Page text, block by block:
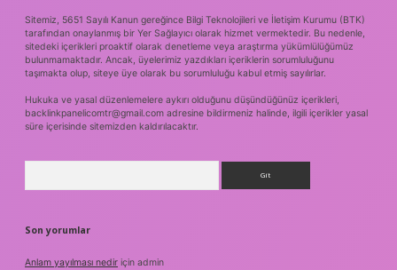
Sitemiz, 5651 Sayılı Kanun gereğince Bilgi Teknolojileri ve İletişim Kurumu (BTK)
tarafından onaylanmış bir Yer Sağlayıcı olarak hizmet vermektedir. Bu nedenle,
sitedeki içerikleri proaktif olarak denetleme veya araştırma yükümlülüğümüz
bulunmamaktadır. Ancak, üyelerimiz yazdıkları içeriklerin sorumluluğunu
taşımakta olup, siteye üye olarak bu sorumluluğu kabul etmiş sayılırlar.
Hukuka ve yasal düzenlemelere aykırı olduğunu düşündüğünüz içerikleri,
backlinkpanelicomtr@gmail.com adresine bildirmeniz halinde, ilgili içerikler yasal
süre içerisinde sitemizden kaldırılacaktır.
Son yorumlar
Anlam yayılması nedir için admin